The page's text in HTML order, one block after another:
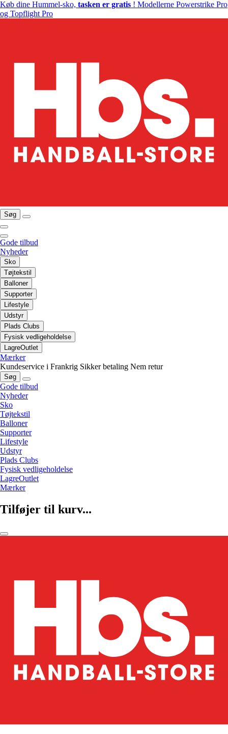
Køb dine Hummel-sko, tasken er gratis ! Modellerne Powerstrike Pro
og Topflight Pro
Søg
Gode tilbud
Nyheder
Sko
Tøjtekstil
Balloner
Supporter
Lifestyle
Udstyr
Plads Clubs
Fysisk vedligeholdelse
LagreOutlet
Mærker
Kundeservice i Frankrig Sikker betaling Nem retur
Søg
Gode tilbud
Nyheder
Sko
Tøjtekstil
Balloner
Supporter
Lifestyle
Udstyr
Plads Clubs
Fysisk vedligeholdelse
LagreOutlet
Mærker
Tilføjer til kurv...